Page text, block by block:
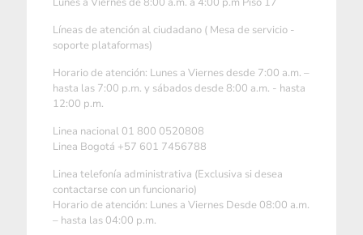
Líneas de atención al ciudadano ( Mesa de servicio -
soporte plataformas)
Horario de atención: Lunes a Viernes desde 7:00 a.m. –
hasta las 7:00 p.m. y sábados desde 8:00 a.m. - hasta
12:00 p.m.
Linea nacional 01 800 0520808
Linea Bogotá +57 601 7456788
Linea telefonía administrativa (Exclusiva si desea
contactarse con un funcionario)
Horario de atención: Lunes a Viernes Desde 08:00 a.m.
– hasta las 04:00 p.m.